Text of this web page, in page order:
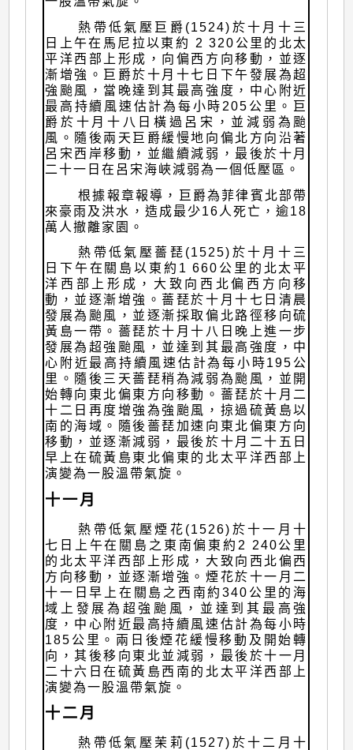
熱帶低氣壓巨爵(1524)於十月十三
日上午在馬尼拉以東約 2 320公里的北太
平洋西部上形成，向偏西方向移動，並逐
漸增強。巨爵於十月十七日下午發展為超
強颱風，當晚達到其最高強度，中心附近
最高持續風速估計為每小時205公里。巨
爵於十月十八日橫過呂宋，並減弱為颱
風。隨後兩天巨爵緩慢地向偏北方向沿著
呂宋西岸移動，並繼續減弱，最後於十月
二十一日在呂宋海峽減弱為一個低壓區。
根據報章報導，巨爵為菲律賓北部帶
來豪雨及洪水，造成最少16人死亡，逾18
萬人撤離家園。
熱帶低氣壓薔琵(1525)於十月十三
日下午在關島以東約1 660公里的北太平
洋西部上形成，大致向西北偏西方向移
動，並逐漸增強。薔琵於十月十七日清晨
發展為颱風，並逐漸採取偏北路徑移向硫
黃島一帶。薔琵於十月十八日晚上進一步
發展為超強颱風，並達到其最高強度，中
心附近最高持續風速估計為每小時195公
里。隨後三天薔琵稍為減弱為颱風，並開
始轉向東北偏東方向移動。薔琵於十月二
十二日再度增強為強颱風，掠過硫黃島以
南的海域。隨後薔琵加速向東北偏東方向
移動，並逐漸減弱，最後於十月二十五日
早上在硫黃島東北偏東的北太平洋西部上
演變為一股溫帶氣旋。
十一月
熱帶低氣壓煙花(1526)於十一月十
七日上午在關島之東南偏東約2 240公里
的北太平洋西部上形成，大致向西北偏西
方向移動，並逐漸增強。煙花於十一月二
十一日早上在關島之西南約340公里的海
域上發展為超強颱風，並達到其最高強
度，中心附近最高持續風速估計為每小時
185公里。兩日後煙花緩慢移動及開始轉
向，其後移向東北並減弱，最後於十一月
二十六日在硫黃島西南的北太平洋西部上
演變為一股溫帶氣旋。
十二月
熱帶低氣壓茉莉(1527)於十二月十